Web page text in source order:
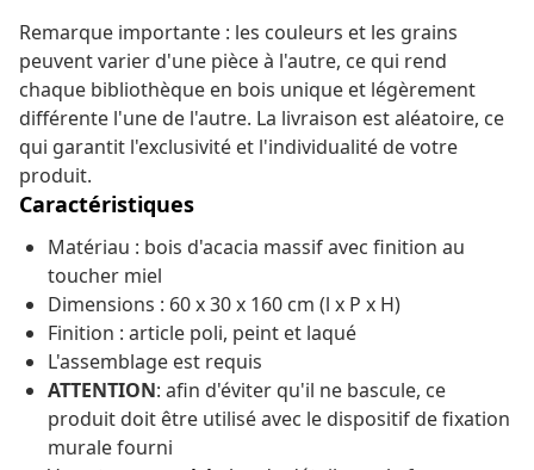
Remarque importante : les couleurs et les grains
peuvent varier d'une pièce à l'autre, ce qui rend
chaque bibliothèque en bois unique et légèrement
différente l'une de l'autre. La livraison est aléatoire, ce
qui garantit l'exclusivité et l'individualité de votre
produit.
Caractéristiques
Matériau : bois d'acacia massif avec finition au
toucher miel
Dimensions : 60 x 30 x 160 cm (l x P x H)
Finition : article poli, peint et laqué
L'assemblage est requis
ATTENTION: afin d'éviter qu'il ne bascule, ce
produit doit être utilisé avec le dispositif de fixation
murale fourni